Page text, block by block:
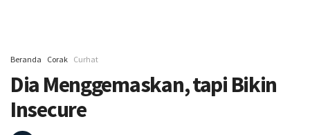
Beranda Corak Curhat
Dia Menggemaskan, tapi Bikin
Insecure